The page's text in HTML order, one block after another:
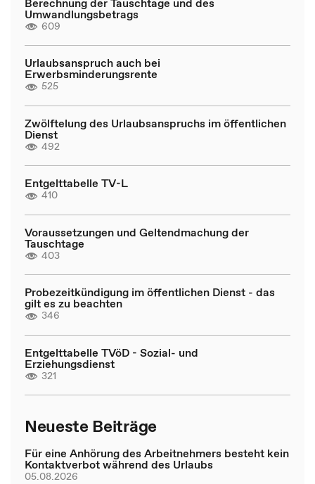
Umwandlungsbetrags
609
Urlaubsanspruch auch bei
Erwerbsminderungsrente
525
Zwölftelung des Urlaubsanspruchs im öffentlichen
Dienst
492
Entgelttabelle TV-L
410
Voraussetzungen und Geltendmachung der
Tauschtage
403
Probezeitkündigung im öffentlichen Dienst - das
gilt es zu beachten
346
Entgelttabelle TVöD - Sozial- und
Erziehungsdienst
321
Neueste Beiträge
Für eine Anhörung des Arbeitnehmers besteht kein
Kontaktverbot während des Urlaubs
05.08.2026